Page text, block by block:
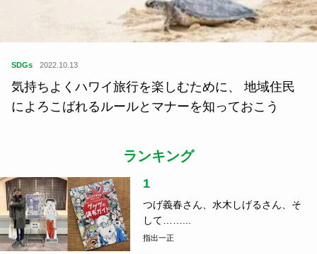
によろこばれるルールとマナーを知っておこう
1
つげ義春さん、水木しげるさん、そ
2
音楽と刻んだローカルの風景、関係
人口の真...
指出一正
3